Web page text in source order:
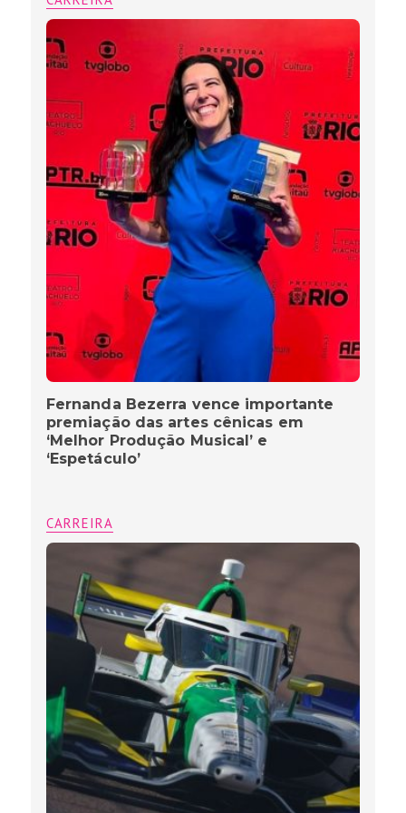
Fernanda Bezerra vence importante
premiação das artes cênicas em
‘Melhor Produção Musical’ e
‘Espetáculo’
CARREIRA